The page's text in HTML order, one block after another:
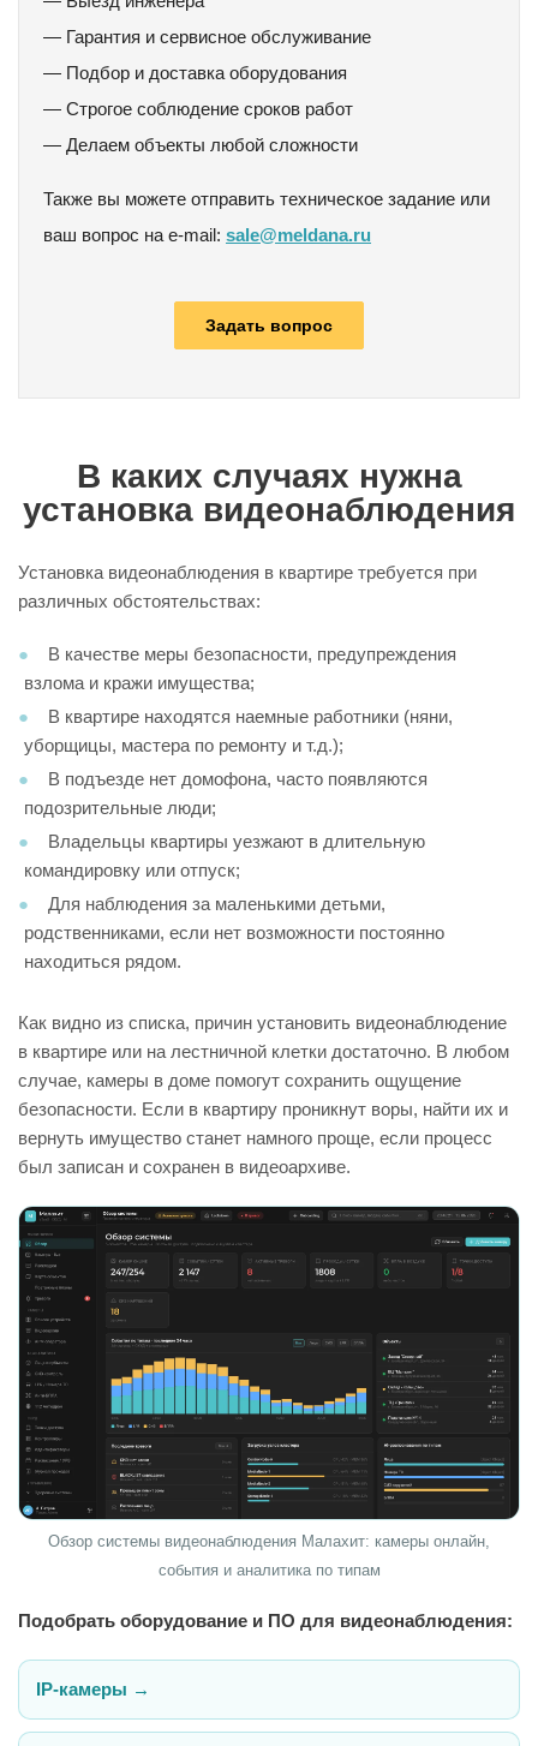
— Гарантия и сервисное обслуживание
— Подбор и доставка оборудования
— Строгое соблюдение сроков работ
— Делаем объекты любой сложности
Также вы можете отправить техническое задание или
ваш вопрос на e-mail: sale@meldana.ru
Задать вопрос
В каких случаях нужна
установка видеонаблюдения
Установка видеонаблюдения в квартире требуется при
различных обстоятельствах:
В качестве меры безопасности, предупреждения
взлома и кражи имущества;
В квартире находятся наемные работники (няни,
уборщицы, мастера по ремонту и т.д.);
В подъезде нет домофона, часто появляются
подозрительные люди;
Владельцы квартиры уезжают в длительную
командировку или отпуск;
Для наблюдения за маленькими детьми,
родственниками, если нет возможности постоянно
находиться рядом.
Как видно из списка, причин установить видеонаблюдение
в квартире или на лестничной клетки достаточно. В любом
случае, камеры в доме помогут сохранить ощущение
безопасности. Если в квартиру проникнут воры, найти их и
вернуть имущество станет намного проще, если процесс
был записан и сохранен в видеоархиве.
Обзор системы видеонаблюдения Малахит: камеры онлайн,
события и аналитика по типам
Подобрать оборудование и ПО для видеонаблюдения:
IP-камеры →